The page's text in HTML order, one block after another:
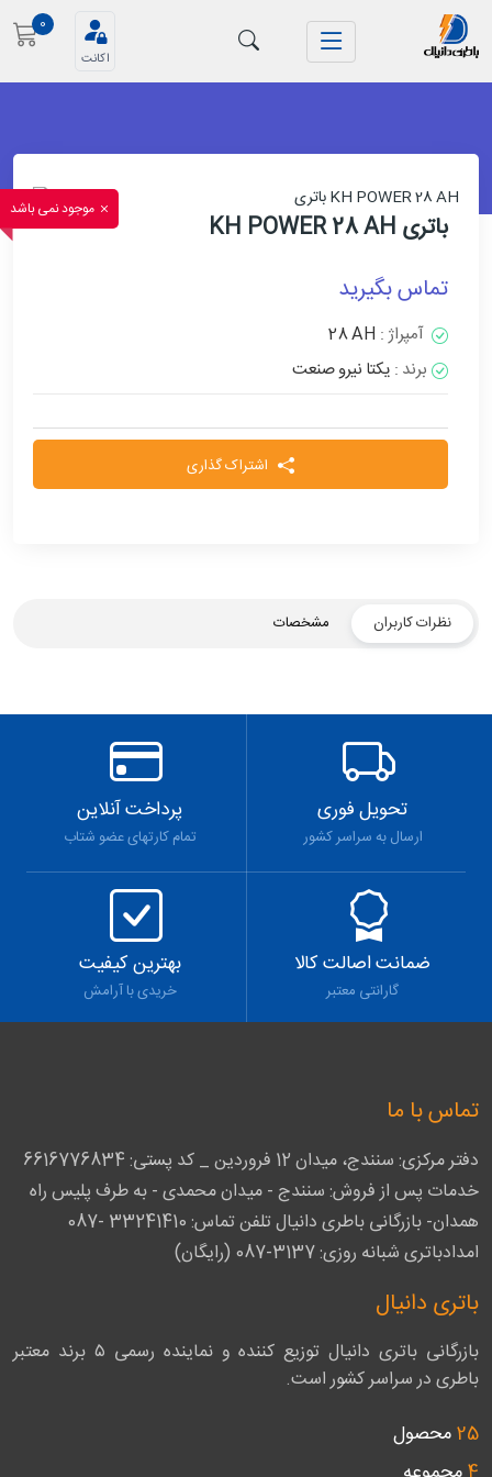
اکانت
0
موجود نمی باشد
باتری KH POWER 28 AH
تماس بگیرید
آمپراژ : 28 AH
برند : یکتا نیرو صنعت
اشتراک گذاری
نظرات کاربران مشخصات
تحویل فوری
ارسال به سراسر کشور
پرداخت آنلاین
تمام کارتهای عضو شتاب
ضمانت اصالت کالا
گارانتی معتبر
بهترین کیفیت
خریدی با آرامش
تماس با ما
دفتر مرکزی: سنندج، میدان 12 فروردین _ کد پستی: 6616776834
خدمات پس از فروش: سنندج - میدان محمدی - به طرف پلیس راه
همدان- بازرگانی باطری دانیال تلفن تماس: 33241410 -087
امدادباتری شبانه روزی: 3137-087 (رایگان)
باتری دانیال
بازرگانی باتری دانیال توزیع کننده و نماینده رسمی ۵ برند معتبر
باطری در سراسر کشور است.
25محصول